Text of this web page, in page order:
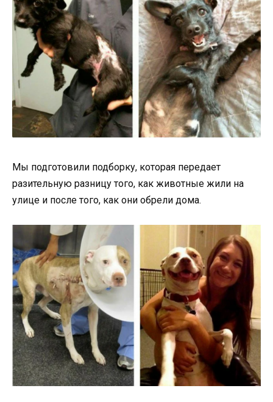
Мы подготовили подборку, которая передает
разительную разницу того, как животные жили на
улице и после того, как они обрели дома.